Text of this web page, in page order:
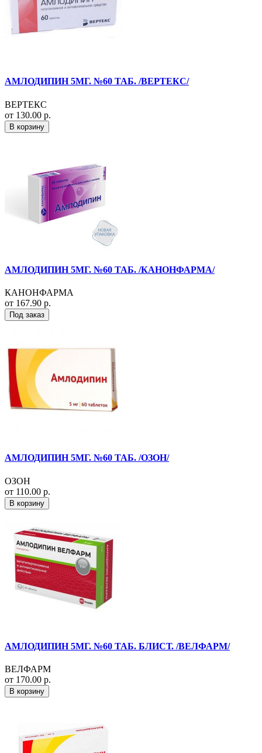
АМЛОДИПИН 5МГ. №60 ТАБ. /ВЕРТЕКС/
ВЕРТЕКС
от 130.00 р.
В корзину
АМЛОДИПИН 5МГ. №60 ТАБ. /КАНОНФАРМА/
КАНОНФАРМА
от 167.90 р.
Под заказ
АМЛОДИПИН 5МГ. №60 ТАБ. /ОЗОН/
ОЗОН
от 110.00 р.
В корзину
АМЛОДИПИН 5МГ. №60 ТАБ. БЛИСТ. /ВЕЛФАРМ/
ВЕЛФАРМ
от 170.00 р.
В корзину